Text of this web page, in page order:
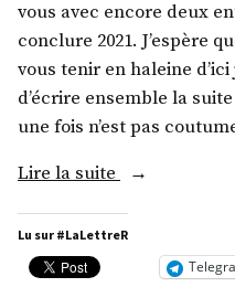
vous avec encore deux
conclure 2021. J’espère
vous tenir en haleine
d’écrire ensemble la
une fois n’est pas
Lire la suite « M.
Koenig »
Lu sur #LaLettreR